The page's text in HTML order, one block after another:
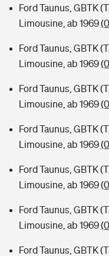
Sie haben Fragen?
Zur Übersicht
Kinderunfall-Check:
Typklassen: So ist Ihr
Sie haben Fragen?
Ford Taunus, GBTK
Limousine, ab 1969
Ford Taunus, GBTK
Limousine, ab 1969
Ford Taunus, GBTK
Limousine, ab 1969
Ford Taunus, GBTK
Limousine, ab 1969
Ford Taunus, GBTK
Limousine, ab 1969
Ford Taunus, GBTK
Limousine, ab 1969
Ford Taunus, GBTK